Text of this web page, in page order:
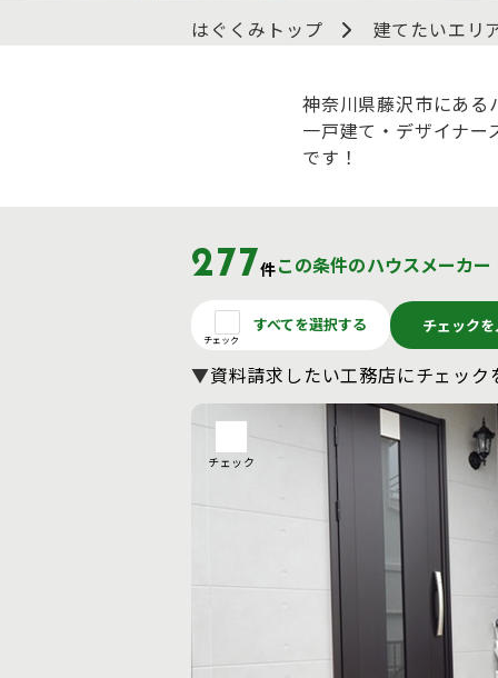
はぐくみトップ 建てたいエリ
神奈川県藤沢市にあ
一戸建て・デザイナー
です！
277件 この条件のハウスメーカ
チェック
すべてを選択する チェック
▼資料請求したい工務店にチェック
チェック